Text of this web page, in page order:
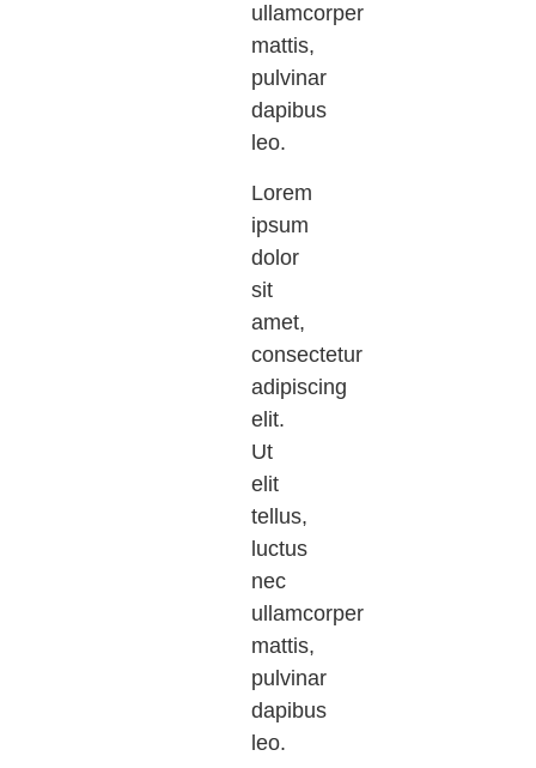
ullamcorper
mattis,
pulvinar
dapibus
leo.
Lorem
ipsum
dolor
sit
amet,
consectetur
adipiscing
elit.
Ut
elit
tellus,
luctus
nec
ullamcorper
mattis,
pulvinar
dapibus
leo.